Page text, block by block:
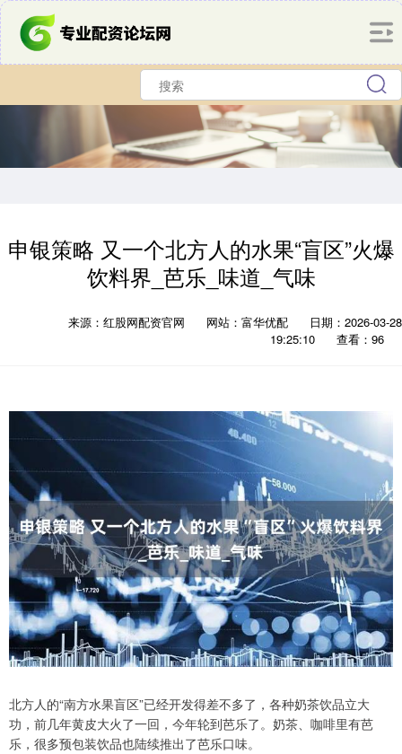
申银策略 又一个北方人的水果“盲区”火爆
饮料界_芭乐_味道_气味
来源：红股网配资官网 网站：富华优配
日期：2026-03-28
19:25:10
查看：96
北方人的“南方水果盲区”已经开发得差不多了，各种奶茶饮品立大
功，前几年黄皮大火了一回，今年轮到芭乐了。奶茶、咖啡里有芭
乐，很多预包装饮品也陆续推出了芭乐口味。